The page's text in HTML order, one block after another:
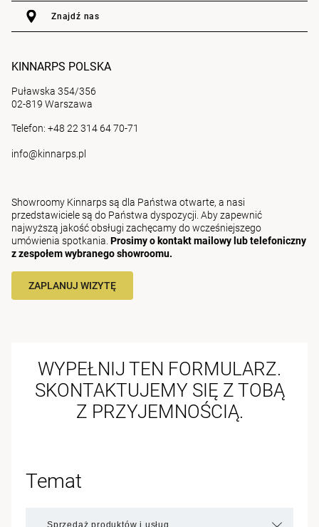
Znajdź nas
KINNARPS POLSKA
Puławska 354/356
02-819 Warszawa
Telefon: +48 22 314 64 70-71
info@kinnarps.pl
Showroomy Kinnarps są dla Państwa otwarte, a nasi
przedstawiciele są do Państwa dyspozycji. Aby zapewnić
najwyższą jakość obsługi zachęcamy do wcześniejszego
umówienia spotkania. Prosimy o kontakt mailowy lub telefoniczny
z zespołem wybranego showroomu.
ZAPLANUJ WIZYTĘ
WYPEŁNIJ TEN FORMULARZ.
SKONTAKTUJEMY SIĘ Z TOBĄ
Z PRZYJEMNOŚCIĄ.
Temat